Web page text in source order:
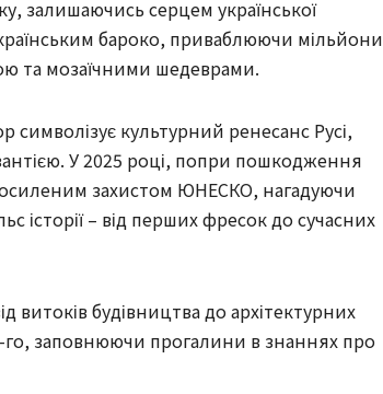
залишаючись серцем української
бароко, приваблюючи мільйони
та мозаїчними шедеврами.
символізує культурний ренесанс Русі,
У 2025 році, попри пошкодження
посиленим захистом ЮНЕСКО, нагадуючи
історії – від перших фресок до сучасних
витоків будівництва до архітектурних
го, заповнюючи прогалини в знаннях про